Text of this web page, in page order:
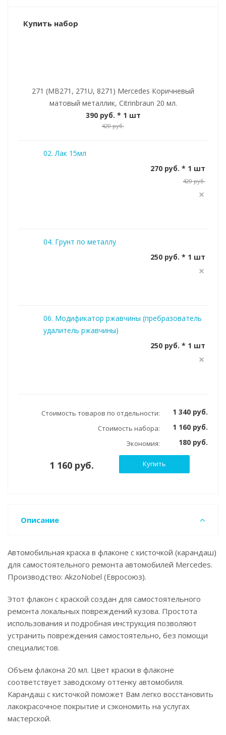
Купить набор
271 (MB271, 271U, 8271) Mercedes Коричневый
матовый металлик, Citrinbraun 20 мл.
390 руб. * 1 шт
420 руб.
02. Лак 15мл
270 руб. * 1 шт
420 руб.
04. Грунт по металлу
250 руб. * 1 шт
06. Модификатор ржавчины (пребразователь
удалитель ржавчины)
250 руб. * 1 шт
Стоимость товаров по отдельности: 1 340 руб.
Стоимость набора: 1 160 руб.
Экономия: 180 руб.
1 160 руб. Купить
Описание
Автомобильная краска в флаконе с кисточкой (карандаш)
для самостоятельного ремонта автомобилей Mercedes.
Производство: AkzoNobel (Евросоюз).
Этот флакон с краской создан для самостоятельного
ремонта локальных повреждений кузова. Простота
использования и подробная инструкция позволяют
устранить повреждения самостоятельно, без помощи
специалистов.
Объем флакона 20 мл. Цвет краски в флаконе
соответствует заводскому оттенку автомобиля.
Карандаш с кисточкой поможет Вам легко восстановить
лакокрасочное покрытие и сэкономить на услугах
мастерской.